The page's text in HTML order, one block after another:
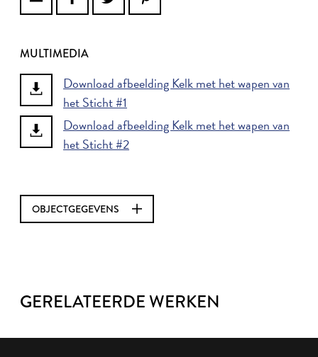
MULTIMEDIA
Download afbeelding Kelk met het wapen van
het Sticht #1
Download afbeelding Kelk met het wapen van
het Sticht #2
OBJECTGEGEVENS
GERELATEERDE WERKEN